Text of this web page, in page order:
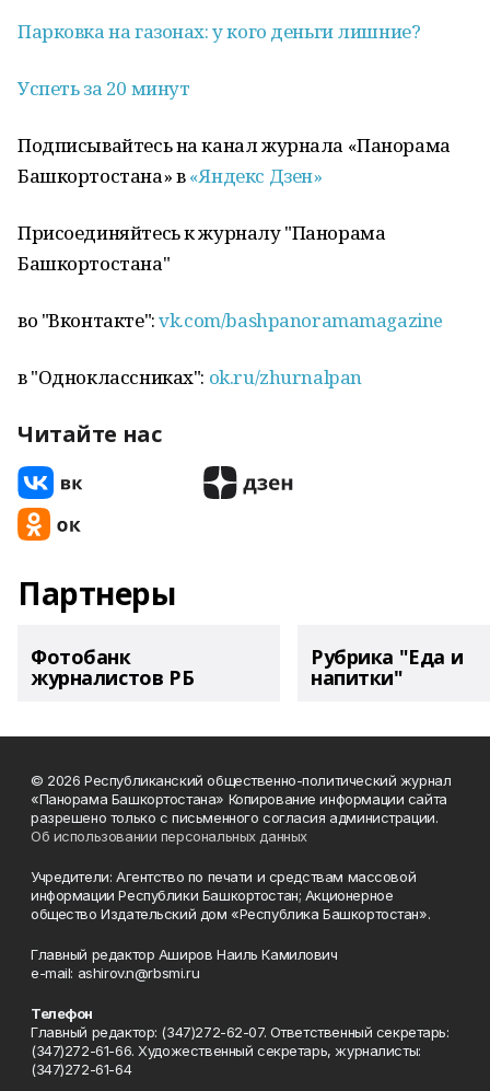
Парковка на газонах: у кого деньги лишние?
Успеть за 20 минут
Подписывайтесь на канал журнала «Панорама
Башкортостана» в«Яндекс Дзен»
Присоединяйтесь к журналу "Панорама
Башкортостана"
во "Вконтакте":vk.com/bashpanoramamagazine
в "Одноклассниках": ok.ru/zhurnalpan
Читайте нас
Партнеры
Фотобанк
журналистов РБ
Рубрика "Еда и
напитки"
© 2026 Республиканский общественно-политический журнал
«Панорама Башкортостана» Копирование информации сайта
разрешено только с письменного согласия администрации.
Об использовании персональных данных
Учредители: Агентство по печати и средствам массовой
информации Республики Башкортостан; Акционерное
общество Издательский дом «Республика Башкортостан».
Главный редактор Аширов Наиль Камилович
e-mail: ashirov.n@rbsmi.ru
Телефон
Главный редактор: (347)272-62-07. Ответственный секретарь:
(347)272-61-66. Художественный секретарь, журналисты:
(347)272-61-64